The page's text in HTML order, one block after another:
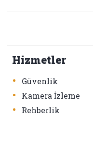
Hizmetler
• Güvenlik
• Kamera İzleme
• Rehberlik